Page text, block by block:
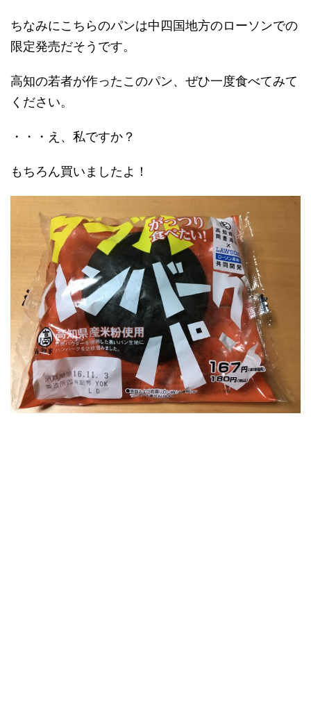
ちなみにこちらのパンは中四国地方のローソンでの
限定発売だそうです。
高知の若者が作ったこのパン、ぜひ一度食べてみて
ください。
・・・え、私ですか？
もちろん買いましたよ！